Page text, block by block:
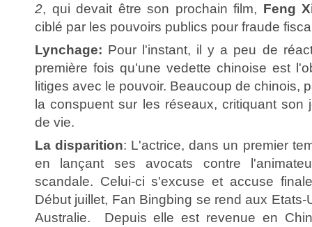
2, qui devait être son prochain film, Feng
ciblé par les pouvoirs publics pour fraude
Lynchage: Pour l'instant, il y a peu de
première fois qu'une vedette chinoise est
litiges avec le pouvoir. Beaucoup de chinois,
la conspuent sur les réseaux, critiquant son
de vie.
La disparition: L'actrice, dans un premier
en lançant ses avocats contre
scandale. Celui-ci s'excuse et accuse
Début juillet, Fan Bingbing se rend aux
Australie. Depuis elle est revenue en